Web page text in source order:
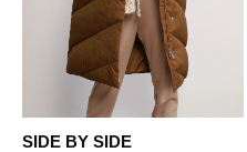
SIDE BY SIDE